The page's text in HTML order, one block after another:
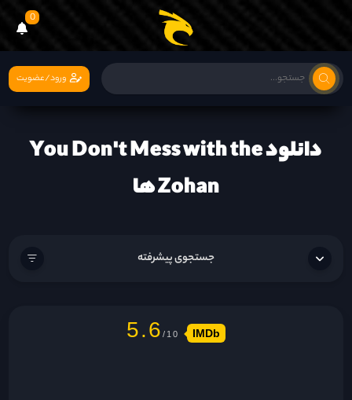
0
ورود/عضویت
دانلود You Don't Mess with the
Zohan ها
جستجوی پیشرفته
5.6 IMDb